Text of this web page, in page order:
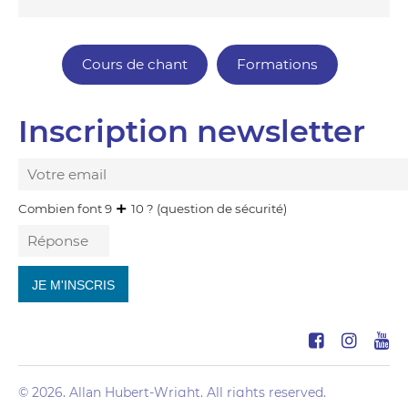
Cours de chant Formations
Inscription newsletter
Combien font 9 10 ? (question de sécurité)
© 2026, Allan Hubert-Wright. All rights reserved.